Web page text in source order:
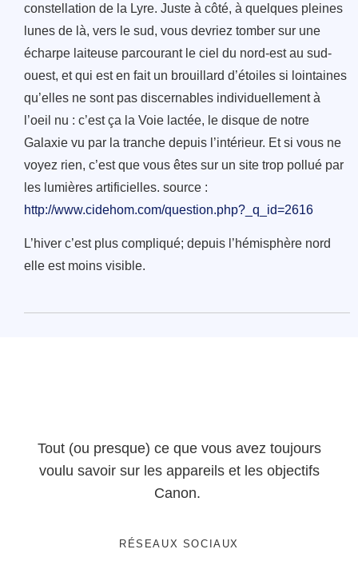
constellation de la Lyre. Juste à côté, à quelques pleines
lunes de là, vers le sud, vous devriez tomber sur une
écharpe laiteuse parcourant le ciel du nord-est au sud-
ouest, et qui est en fait un brouillard d’étoiles si lointaines
qu’elles ne sont pas discernables individuellement à
l’oeil nu : c’est ça la Voie lactée, le disque de notre
Galaxie vu par la tranche depuis l’intérieur. Et si vous ne
voyez rien, c’est que vous êtes sur un site trop pollué par
les lumières artificielles. source :
http://www.cidehom.com/question.php?_q_id=2616
L’hiver c’est plus compliqué; depuis l’hémisphère nord
elle est moins visible.
Tout (ou presque) ce que vous avez toujours
voulu savoir sur les appareils et les objectifs
Canon.
RÉSEAUX SOCIAUX